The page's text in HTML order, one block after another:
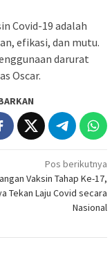
Covid-19 adalah
efikasi, dan mutu.
darurat
Oscar.
Pos berikutnya
Vaksin Tahap Ke-17,
Tekan Laju Covid secara
Nasional